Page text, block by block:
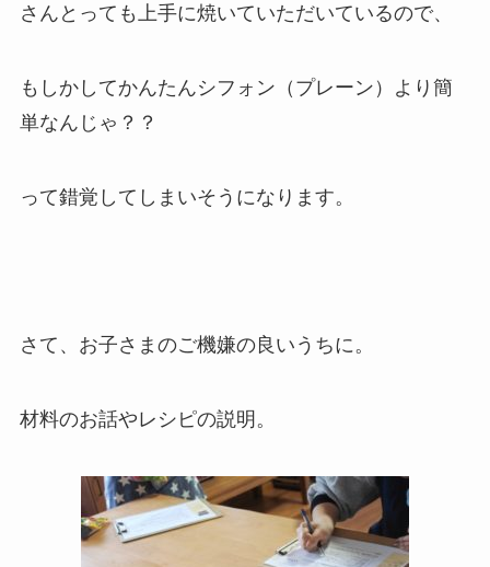
さんとっても上手に焼いていただいているので、
もしかしてかんたんシフォン（プレーン）より簡
単なんじゃ？？
って錯覚してしまいそうになります。
さて、お子さまのご機嫌の良いうちに。
材料のお話やレシピの説明。